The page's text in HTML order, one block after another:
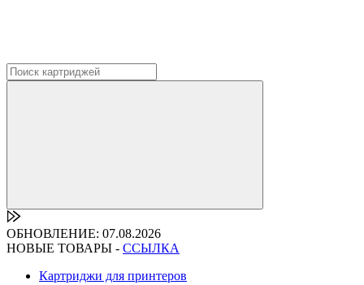
ОБНОВЛЕНИЕ: 07.08.2026
НОВЫЕ ТОВАРЫ - ССЫЛКА
Картриджи для принтеров